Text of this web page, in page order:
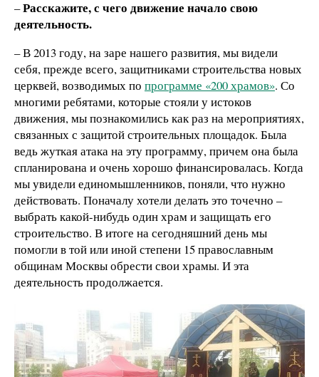
–Расскажите, с чего движение начало свою
деятельность.
– В 2013 году, на заре нашего развития, мы видели
себя, прежде всего, защитниками строительства новых
церквей, возводимых по программе «200 храмов». Со
многими ребятами, которые стояли у истоков
движения, мы познакомились как раз на мероприятиях,
связанных с защитой строительных площадок. Была
ведь жуткая атака на эту программу, причем она была
спланирована и очень хорошо финансировалась. Когда
мы увидели единомышленников, поняли, что нужно
действовать. Поначалу хотели делать это точечно –
выбрать какой-нибудь один храм и защищать его
строительство. В итоге на сегодняшний день мы
помогли в той или иной степени 15 православным
общинам Москвы обрести свои храмы. И эта
деятельность продолжается.